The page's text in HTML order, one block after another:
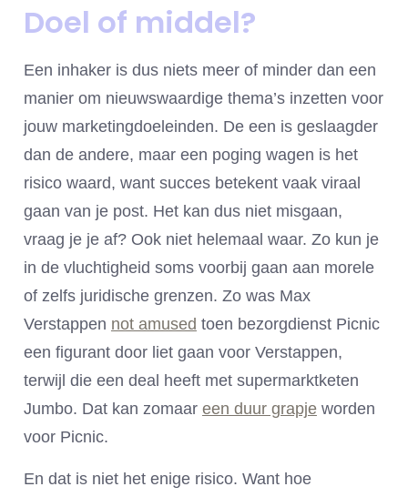
Doel of middel?
Een inhaker is dus niets meer of minder dan een
manier om nieuwswaardige thema’s inzetten voor
jouw marketingdoeleinden. De een is geslaagder
dan de andere, maar een poging wagen is het
risico waard, want succes betekent vaak viraal
gaan van je post. Het kan dus niet misgaan,
vraag je je af? Ook niet helemaal waar. Zo kun je
in de vluchtigheid soms voorbij gaan aan morele
of zelfs juridische grenzen. Zo was Max
Verstappen not amused toen bezorgdienst Picnic
een figurant door liet gaan voor Verstappen,
terwijl die een deal heeft met supermarktketen
Jumbo. Dat kan zomaar een duur grapjeworden
voor Picnic.
En dat is niet het enige risico. Want hoe